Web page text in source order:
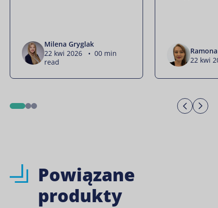
Milena Gryglak
22 kwi 2026 • 00 min
read
22 kwi
12
Powiązane
produkty